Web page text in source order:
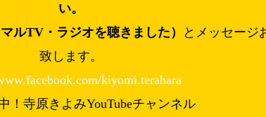
い。
ルTV・ラジオを聴きました）
とメッセージ
致します。
kiyomi.terahara
！寺原きよみYouTubeチャンネル